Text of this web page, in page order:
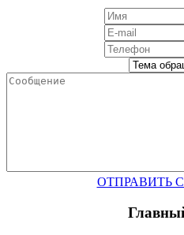
ОТПРАВИТЬ